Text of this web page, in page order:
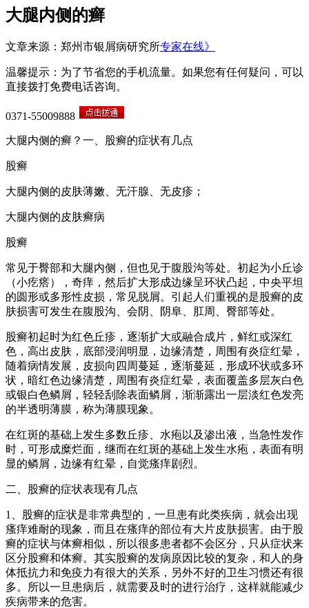
大腿内侧的癣
文章来源：郑州市银屑病研究所专家在线》
温馨提示：为了节省您的手机流量。如果您有任何疑问，可以
直接拨打免费电话咨询。
0371-55009888
大腿内侧的癣？一、股癣的症状有几点
股癣
大腿内侧的皮肤薄嫩、无汗腺、无皮疹；
大腿内侧的皮肤癣病
股癣
常见于臀部和大腿内侧，但也见于腹股沟等处。初起为小丘诊
（小疙瘩），奇痒，然后扩大形成边缘呈环状凸起，中央平坦
的圆形或多形性皮损，常见脱屑。引起人们重视的是股癣的皮
肤损害可发生在腹股沟、会阴、阴阜、肛周、臀部等处。
股癣初起时为红色丘疹，逐渐扩大或融合成片，鲜红或深红
色，高出皮肤，底部浸润明显，边缘清楚，周围有炎症红晕，
随着病情发展，皮损向四周蔓延，逐渐蔓延，形成环状或多环
状，暗红色边缘清楚，周围有炎症红晕，表面覆盖多层灰白色
或银白色鳞屑，轻轻刮除表面鳞屑，渐渐露出一层淡红色发亮
的半透明薄膜，称为薄膜现象。
在红斑的基础上发生多数丘疹、水疱以及渗出液，当急性发作
时，可形成糜烂面，继而在红斑的基础上发生水疱，表面有明
显的鳞屑，边缘有红晕，自觉瘙痒剧烈。
二、股癣的症状表现有几点
1、股癣的症状是非常典型的，一旦患有此类疾病，就会出现
瘙痒难耐的现象，而且在瘙痒的部位有大片皮肤损害。由于股
癣的症状与体癣相似，所以很多患者都不会区分，只从症状来
区分股癣和体癣。其实股癣的发病原因比较的复杂，和人的身
体抵抗力和免疫力有很大的关系，另外不好的卫生习惯还有很
多。所以一旦患病后，就需要及时的进行治疗，这样就能减少
疾病带来的危害。